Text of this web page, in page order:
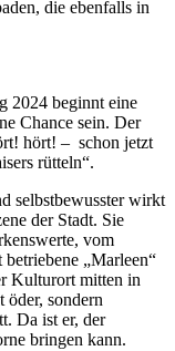
die ebenfalls in
2024 beginnt eine
Chance sein. Der
hört! – schon jetzt
rütteln“.
selbstbewusster wirkt
der Stadt. Sie
vom
„Marleen“
Kulturort mitten in
öder, sondern
Da ist er, der
bringen kann.